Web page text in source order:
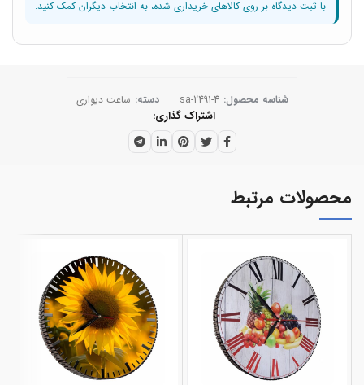
شناسه محصول: sa-2491-4 دسته: ساعت دیواری
اشتراک گذاری
محصولات مرتبط